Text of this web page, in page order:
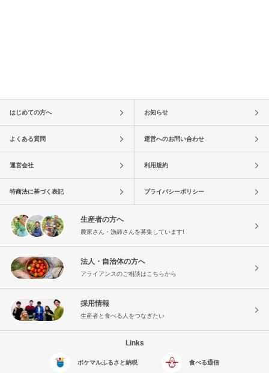
はじめての方へ お知らせ
よくある質問 運営へのお問い合わせ
運営会社 利用規約
特商法に基づく表記 プライバシーポリシー
生産者の方へ
農家さん・漁師さんを募集しています!
法人・自治体の方へ
アライアンスのご相談はこちらから
採用情報
生産者と食べる人をつなぎたい
Links
ポケマルふるさと納税 食べる通信